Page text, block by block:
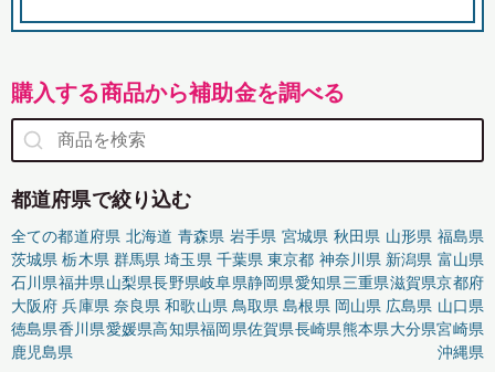
購入する商品から補助金を調べる
都道府県で絞り込む
全ての都道府県 北海道 青森県 岩手県 宮城県 秋田県 山形県 福島県
茨城県 栃木県 群馬県 埼玉県 千葉県 東京都 神奈川県 新潟県 富山県
石川県福井県山梨県長野県岐阜県静岡県愛知県三重県滋賀県京都府
大阪府 兵庫県 奈良県 和歌山県 鳥取県 島根県 岡山県 広島県 山口県
徳島県香川県愛媛県高知県福岡県佐賀県長崎県熊本県大分県宮崎県
鹿児島県
沖縄県